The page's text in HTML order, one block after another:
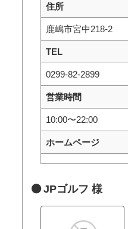
住所
鹿嶋市宮中218-2
TEL
0299-82-2899
営業時間
10:00〜22:00
ホームページ
JPゴルフ 様